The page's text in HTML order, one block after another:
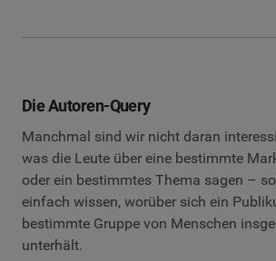
Die Autoren-Query
Manchmal sind wir nicht daran
was die Leute über eine bestimmte
oder ein bestimmtes Thema sagen –
einfach wissen, worüber sich ein
bestimmte Gruppe von Menschen
unterhält.